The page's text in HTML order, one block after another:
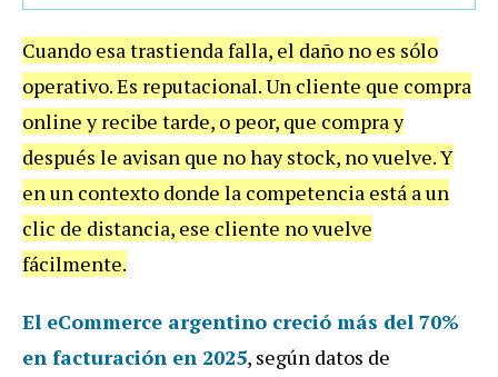
Cuando esa trastienda falla, el daño no es sólo
operativo. Es reputacional. Un cliente que compra
online y recibe tarde, o peor, que compra y
después le avisan que no hay stock, no vuelve. Y
en un contexto donde la competencia está a un
clic de distancia, ese cliente no vuelve
fácilmente.
El eCommerce argentino creció más del 70%
en facturación en 2025, según datos de